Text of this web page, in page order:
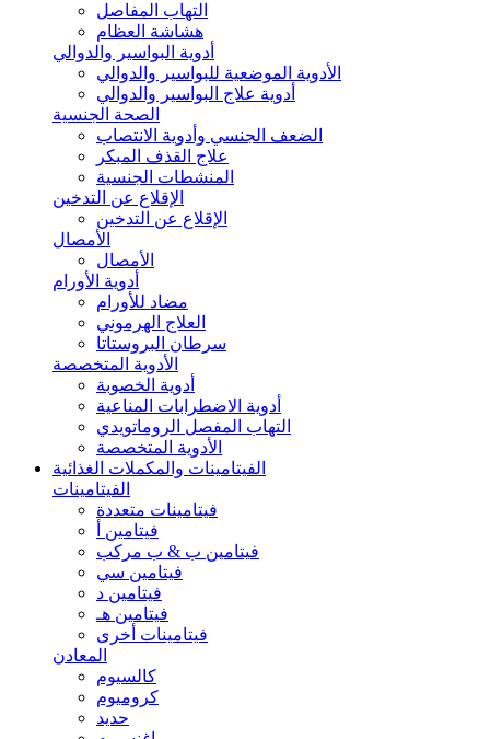
التهاب المفاصل
هشاشة العظام
أدوية البواسير والدوالي
الأدوية الموضعية للبواسير والدوالي
أدوية علاج البواسير والدوالي
الصحة الجنسية
الضعف الجنسي وأدوية الانتصاب
علاج القذف المبكر
المنشطات الجنسية
الإقلاع عن التدخين
الإقلاع عن التدخين
الأمصال
الأمصال
أدوية الأورام
مضاد للأورام
العلاج الهرموني
سرطان البروستاتا
الأدوية المتخصصة
أدوية الخصوبة
أدوية الاضطرابات المناعية
التهاب المفصل الروماتويدي
الأدوية المتخصصة
الفيتامينات والمكملات الغذائية
الفيتامينات
فيتامينات متعددة
فيتامين أ
فيتامين ب & ب مركب
فيتامين سي
فيتامين د
فيتامين هـ
فيتامينات أخرى
المعادن
كالسيوم
كروميوم
حديد